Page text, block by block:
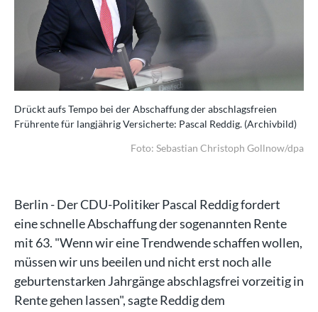
Drückt aufs Tempo bei der Abschaffung der abschlagsfreien
Frührente für langjährig Versicherte: Pascal Reddig. (Archivbild)
Foto: Sebastian Christoph Gollnow/dpa
Berlin - Der CDU-Politiker Pascal Reddig fordert
eine schnelle Abschaffung der sogenannten Rente
mit 63. "Wenn wir eine Trendwende schaffen wollen,
müssen wir uns beeilen und nicht erst noch alle
geburtenstarken Jahrgänge abschlagsfrei vorzeitig in
Rente gehen lassen", sagte Reddig dem